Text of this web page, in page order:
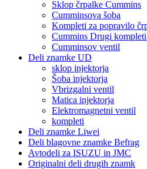
Sklop črpalke Cummins
Cumminsova šoba
Kompleti za popravilo
Cummins Drugi
Cumminsov ventil
Deli znamke UD
sklop injektorja
Šoba injektorja
Vbrizgalni ventil
Matica injektorja
Elektromagnetni ventil
kompleti
Deli znamke Liwei
Deli blagovne znamke Befrag
Avtodeli za ISUZU in JMC
Originalni deli drugih znamk